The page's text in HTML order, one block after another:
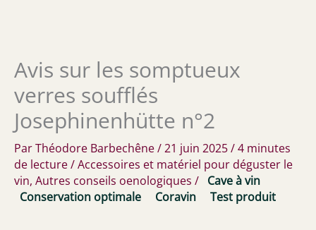
Avis sur les somptueux
verres soufflés
Josephinenhütte n°2
ParThéodore Barbechêne/21 juin 2025/4 minutes
de lecture/Accessoires et matériel pour déguster le
vin, Autres conseils oenologiques / Cave à vin
Conservation optimale
Coravin Test produit